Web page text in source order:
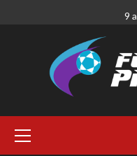
9
Menu